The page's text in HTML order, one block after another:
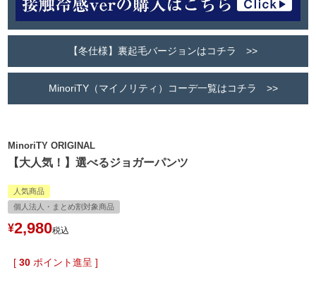
【冬仕様】裏起毛バージョンはコチラ >>
MinoriTY（マイノリティ）コーデ一覧はコチラ >>
MinoriTY ORIGINAL
【大人気！】選べるジョガーパンツ
人気商品
個人法人・まとめ割対象商品
¥2,980税込
[ 30 ポイント進呈 ]